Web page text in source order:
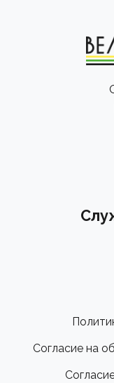
Согласие на